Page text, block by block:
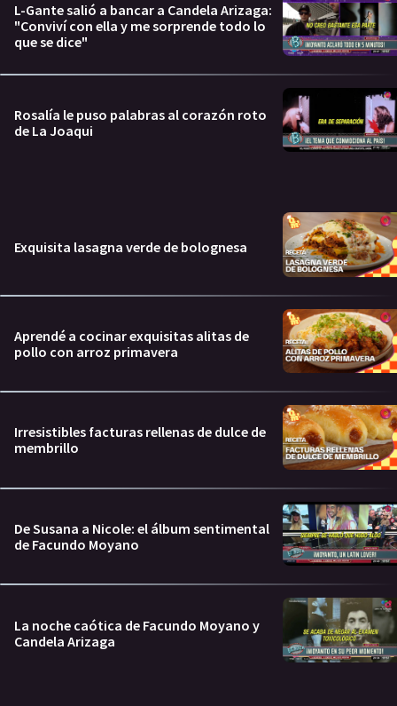
L-Gante salió a bancar a Candela Arizaga:
"Conviví con ella y me sorprende todo lo
que se dice"
Rosalía le puso palabras al corazón roto
de La Joaqui
Exquisita lasagna verde de bolognesa
Aprendé a cocinar exquisitas alitas de
pollo con arroz primavera
Irresistibles facturas rellenas de dulce de
membrillo
De Susana a Nicole: el álbum sentimental
de Facundo Moyano
La noche caótica de Facundo Moyano y
Candela Arizaga